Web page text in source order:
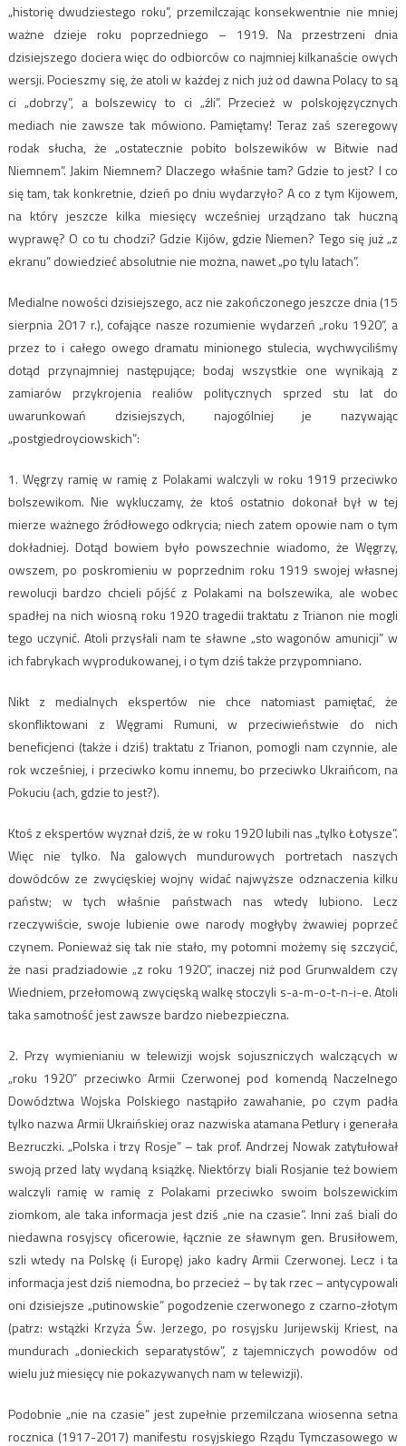
„historię dwudziestego roku”, przemilczając konsekwentnie nie mniej
ważne dzieje roku poprzedniego – 1919. Na przestrzeni dnia
dzisiejszego dociera więc do odbiorców co najmniej kilkanaście owych
wersji. Pocieszmy się, że atoli w każdej z nich już od dawna Polacy to są
ci „dobrzy”, a bolszewicy to ci „źli”. Przecież w polskojęzycznych
mediach nie zawsze tak mówiono. Pamiętamy! Teraz zaś szeregowy
rodak słucha, że „ostatecznie pobito bolszewików w Bitwie nad
Niemnem”. Jakim Niemnem? Dlaczego właśnie tam? Gdzie to jest? I co
się tam, tak konkretnie, dzień po dniu wydarzyło? A co z tym Kijowem,
na który jeszcze kilka miesięcy wcześniej urządzano tak huczną
wyprawę? O co tu chodzi? Gdzie Kijów, gdzie Niemen? Tego się już „z
ekranu” dowiedzieć absolutnie nie można, nawet „po tylu latach”.
Medialne nowości dzisiejszego, acz nie zakończonego jeszcze dnia (15
sierpnia 2017 r.), cofające nasze rozumienie wydarzeń „roku 1920”, a
przez to i całego owego dramatu minionego stulecia, wychwyciliśmy
dotąd przynajmniej następujące; bodaj wszystkie one wynikają z
zamiarów przykrojenia realiów politycznych sprzed stu lat do
uwarunkowań dzisiejszych, najogólniej je nazywając
„postgiedroyciowskich”:
1. Węgrzy ramię w ramię z Polakami walczyli w roku 1919 przeciwko
bolszewikom. Nie wykluczamy, że ktoś ostatnio dokonał był w tej
mierze ważnego źródłowego odkrycia; niech zatem opowie nam o tym
dokładniej. Dotąd bowiem było powszechnie wiadomo, że Węgrzy,
owszem, po poskromieniu w poprzednim roku 1919 swojej własnej
rewolucji bardzo chcieli pójść z Polakami na bolszewika, ale wobec
spadłej na nich wiosną roku 1920 tragedii traktatu z Trianon nie mogli
tego uczynić. Atoli przysłali nam te sławne „sto wagonów amunicji” w
ich fabrykach wyprodukowanej, i o tym dziś także przypomniano.
Nikt z medialnych ekspertów nie chce natomiast pamiętać, że
skonfliktowani z Węgrami Rumuni, w przeciwieństwie do nich
beneficjenci (także i dziś) traktatu z Trianon, pomogli nam czynnie, ale
rok wcześniej, i przeciwko komu innemu, bo przeciwko Ukraińcom, na
Pokuciu (ach, gdzie to jest?).
Ktoś z ekspertów wyznał dziś, że w roku 1920 lubili nas „tylko Łotysze”.
Więc nie tylko. Na galowych mundurowych portretach naszych
dowódców ze zwycięskiej wojny widać najwyższe odznaczenia kilku
państw; w tych właśnie państwach nas wtedy lubiono. Lecz
rzeczywiście, swoje lubienie owe narody mogłyby żwawiej poprzeć
czynem. Ponieważ się tak nie stało, my potomni możemy się szczycić,
że nasi pradziadowie „z roku 1920”, inaczej niż pod Grunwaldem czy
Wiedniem, przełomową zwycięską walkę stoczyli s-a-m-o-t-n-i-e. Atoli
taka samotność jest zawsze bardzo niebezpieczna.
2. Przy wymienianiu w telewizji wojsk sojuszniczych walczących w
„roku 1920” przeciwko Armii Czerwonej pod komendą Naczelnego
Dowództwa Wojska Polskiego nastąpiło zawahanie, po czym padła
tylko nazwa Armii Ukraińskiej oraz nazwiska atamana Petlury i generała
Bezruczki. „Polska i trzy Rosje” – tak prof. Andrzej Nowak zatytułował
swoją przed laty wydaną książkę. Niektórzy biali Rosjanie też bowiem
walczyli ramię w ramię z Polakami przeciwko swoim bolszewickim
ziomkom, ale taka informacja jest dziś „nie na czasie”. Inni zaś biali do
niedawna rosyjscy oficerowie, łącznie ze sławnym gen. Brusiłowem,
szli wtedy na Polskę (i Europę) jako kadry Armii Czerwonej. Lecz i ta
informacja jest dziś niemodna, bo przecież – by tak rzec – antycypowali
oni dzisiejsze „putinowskie” pogodzenie czerwonego z czarno-złotym
(patrz: wstążki Krzyża Św. Jerzego, po rosyjsku Jurijewskij Kriest, na
mundurach „donieckich separatystów”, z tajemniczych powodów od
wielu już miesięcy nie pokazywanych nam w telewizji).
Podobnie „nie na czasie” jest zupełnie przemilczana wiosenna setna
rocznica (1917-2017) manifestu rosyjskiego Rządu Tymczasowego w